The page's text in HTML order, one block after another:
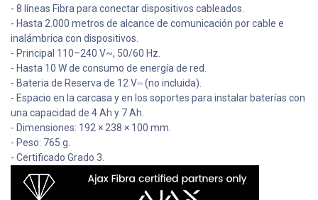
- 8 líneas Fibra para conectar dispositivos cableados.
- Hasta 2.000 metros de alcance de comunicación por cable e
inalámbrica con dispositivos.
- Principal 110–240 V~, 50/60 Hz.
- Hasta 10 W de consumo de energía de red.
- Bateria de Reserva de 12 V⎓ (no incluida).
- Espacio en la carcasa y en los soportes para instalar baterías con
una capacidad de 4 Ah y 7 Ah.
- Dimensiones: 192 × 238 × 100 mm.
- Peso: 765 g.
- Certificado Grado 3.